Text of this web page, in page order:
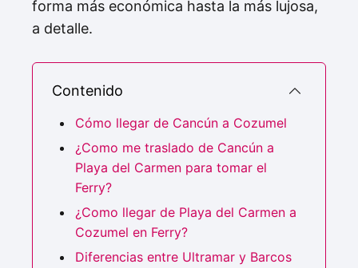
forma más económica hasta la más lujosa,
a detalle.
Contenido
Cómo llegar de Cancún a Cozumel
¿Como me traslado de Cancún a
Playa del Carmen para tomar el
Ferry?
¿Como llegar de Playa del Carmen a
Cozumel en Ferry?
Diferencias entre Ultramar y Barcos